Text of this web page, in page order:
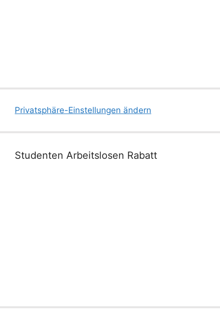
Privatsphäre-Einstellungen ändern
Studenten Arbeitslosen Rabatt